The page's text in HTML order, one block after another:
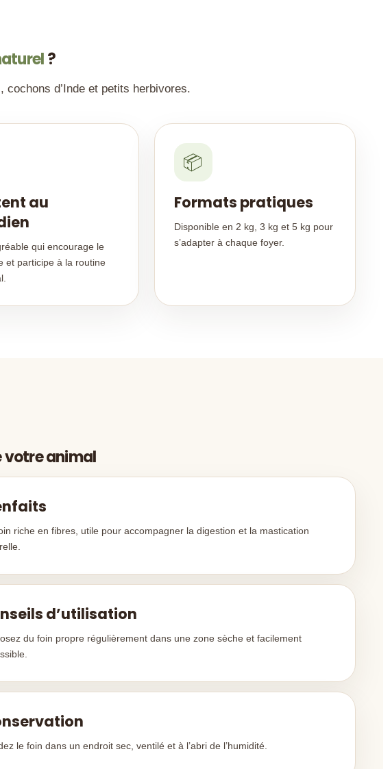
?
d’Inde et petits herbivores.
au
qui encourage le
et participe à la routine
📦
Formats pratiques
Disponible en 2 kg, 3 kg et 5 kg pour
s’adapter à chaque foyer.
votre animal
riche en fibres, utile pour accompagner la digestion et la mastication
d’utilisation
du foin propre régulièrement dans une zone sèche et facilement
le foin dans un endroit sec, ventilé et à l’abri de l’humidité.